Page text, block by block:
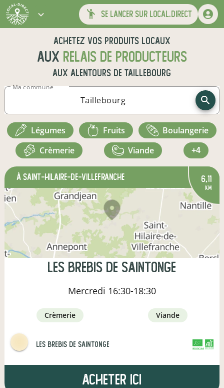
se lancer sur local.direct
Achetez vos produits locaux
aux relais de producteurs
aux alentours deTaillebourg
Ma commune
légumes fruits
boulangerie
crèmerie
viande +4
à Saint-Hilaire-de-Villefranche 6,11
km
Les Brebis de Saintonge
Mercredi 16:30-18:30
crèmerie viande
Les Brebis de Saintonge CERTIFIÉ PAR FR-BIO-01
AGRICULTURE FRANCE
Acheter ici